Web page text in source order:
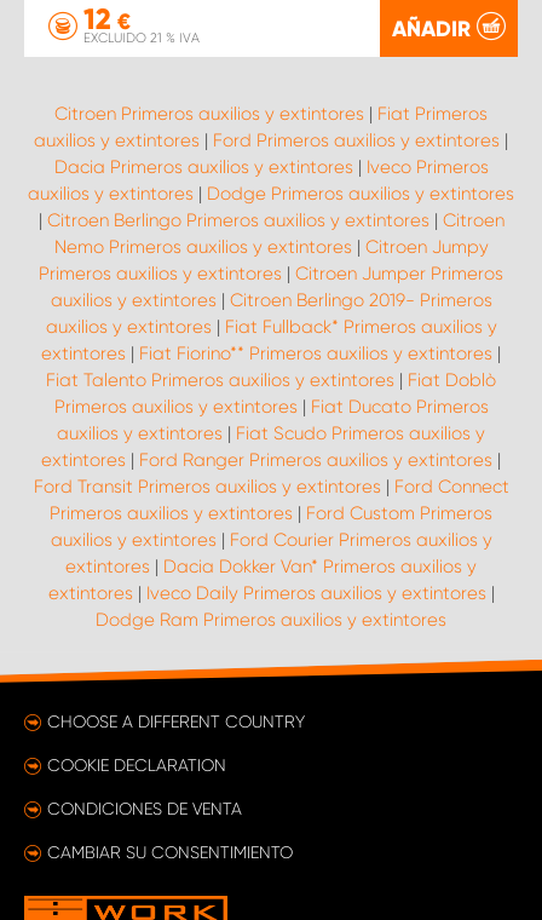
12 €
EXCLUIDO 21 % IVA AÑADIR
Citroen Primeros auxilios y extintores | Fiat Primeros
auxilios y extintores | Ford Primeros auxilios y extintores |
Dacia Primeros auxilios y extintores | Iveco Primeros
auxilios y extintores | Dodge Primeros auxilios y extintores
| Citroen Berlingo Primeros auxilios y extintores | Citroen
Nemo Primeros auxilios y extintores | Citroen Jumpy
Primeros auxilios y extintores | Citroen Jumper Primeros
auxilios y extintores | Citroen Berlingo 2019- Primeros
auxilios y extintores | Fiat Fullback* Primeros auxilios y
extintores | Fiat Fiorino** Primeros auxilios y extintores |
Fiat Talento Primeros auxilios y extintores | Fiat Doblò
Primeros auxilios y extintores | Fiat Ducato Primeros
auxilios y extintores | Fiat Scudo Primeros auxilios y
extintores | Ford Ranger Primeros auxilios y extintores |
Ford Transit Primeros auxilios y extintores | Ford Connect
Primeros auxilios y extintores | Ford Custom Primeros
auxilios y extintores | Ford Courier Primeros auxilios y
extintores | Dacia Dokker Van* Primeros auxilios y
extintores | Iveco Daily Primeros auxilios y extintores |
Dodge Ram Primeros auxilios y extintores
CHOOSE A DIFFERENT COUNTRY
COOKIE DECLARATION
CONDICIONES DE VENTA
CAMBIAR SU CONSENTIMIENTO